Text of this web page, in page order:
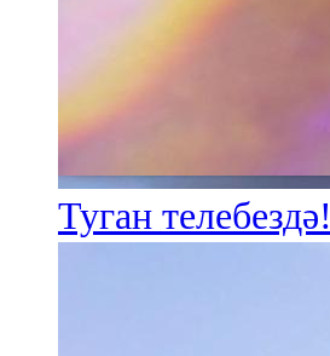
Туган телебездә!